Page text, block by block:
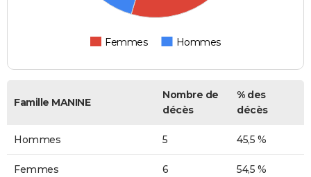
Femmes Hommes
Famille MANINE
Nombre de
décès
% des
décès
Hommes 5 45,5 %
Femmes 6 54,5 %